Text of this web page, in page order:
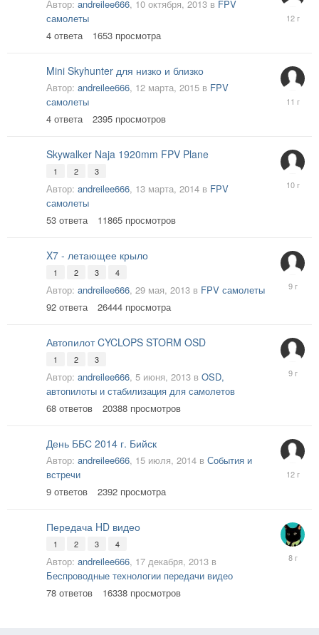
Автор: andreilee666, 10 октября, 2013 в FPV
самолеты
4 ответа 1653 просмотра
декабря,
Mini Skyhunter для низко и близко
Автор: andreilee666, 12 марта, 2015 в FPV
самолеты
4 ответа 2395 просмотров
16
марта,
Skywalker Naja 1920mm FPV Plane
1 2 3
Автор: andreilee666, 13 марта, 2014 в FPV
самолеты
53 ответа 11865 просмотров
24
августа,
X7 - летающее крыло
1 2 3 4
Автор: andreilee666, 29 мая, 2013 в FPV самолеты
92 ответа 26444 просмотра
20
июня,
Автопилот CYCLOPS STORM OSD
1 2 3
Автор: andreilee666, 5 июня, 2013 в OSD,
автопилоты и стабилизация для самолетов
68 ответов 20388 просмотров
27
мая,
День ББС 2014 г. Бийск
Автор: andreilee666, 15 июля, 2014 в События и
встречи
9 ответов 2392 просмотра
27
июля,
Передача HD видео
1 2 3 4
Автор: andreilee666, 17 декабря, 2013 в
Беспроводные технологии передачи видео
78 ответов 16338 просмотров
12
апреля,